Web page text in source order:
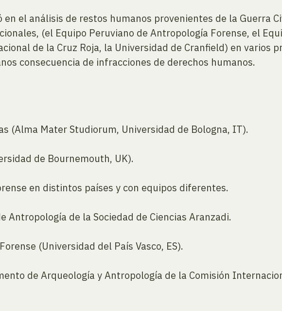
el análisis de restos humanos provenientes de la Guerra
(el Equipo Peruviano de Antropología Forense, el
de la Cruz Roja, la Universidad de Cranfield) en varios
consecuencia de infracciones de derechos humanos.
(Alma Mater Studiorum, Universidad de Bologna, IT).
de Bournemouth, UK).
en distintos países y con equipos diferentes.
de la Sociedad de Ciencias Aranzadi.
(Universidad del País Vasco, ES).
de Arqueología y Antropología de la Comisión